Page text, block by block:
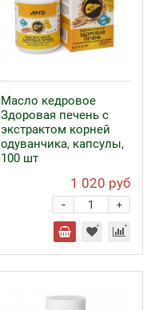
Масло кедровое
Здоровая печень с
экстрактом корней
одуванчика, капсулы,
100 шт
1 020 руб
+
-